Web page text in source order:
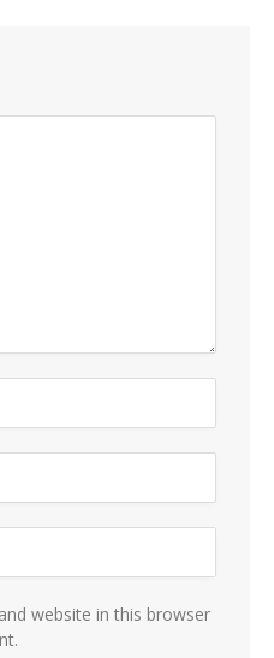
website in this browser